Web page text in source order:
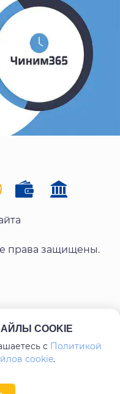
права защищены.
COOKIE
c Политикой
cookie.